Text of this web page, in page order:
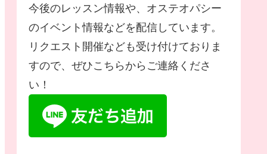
今後のレッスン情報や、オステオパシー
のイベント情報などを配信しています。
リクエスト開催なども受け付けておりま
すので、ぜひこちらからご連絡くださ
い！